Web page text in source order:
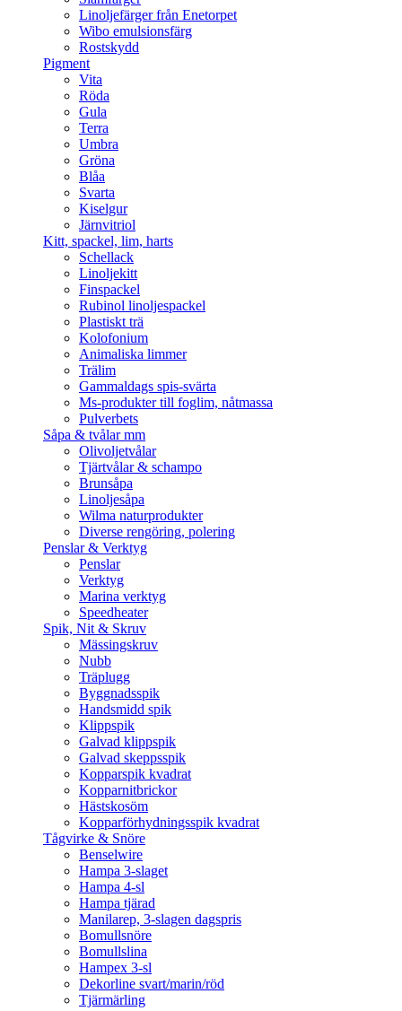
Linoljefärger från Enetorpet
Wibo emulsionsfärg
Rostskydd
Pigment
Vita
Röda
Gula
Terra
Umbra
Gröna
Blåa
Svarta
Kiselgur
Järnvitriol
Kitt, spackel, lim, harts
Schellack
Linoljekitt
Finspackel
Rubinol linoljespackel
Plastiskt trä
Kolofonium
Animaliska limmer
Trälim
Gammaldags spis-svärta
Ms-produkter till foglim, nåtmassa
Pulverbets
Såpa & tvålar mm
Olivoljetvålar
Tjärtvålar & schampo
Brunsåpa
Linoljesåpa
Wilma naturprodukter
Diverse rengöring, polering
Penslar & Verktyg
Penslar
Verktyg
Marina verktyg
Speedheater
Spik, Nit & Skruv
Mässingskruv
Nubb
Träplugg
Byggnadsspik
Handsmidd spik
Klippspik
Galvad klippspik
Galvad skeppsspik
Kopparspik kvadrat
Kopparnitbrickor
Hästskosöm
Kopparförhydningsspik kvadrat
Tågvirke & Snöre
Benselwire
Hampa 3-slaget
Hampa 4-sl
Hampa tjärad
Manilarep, 3-slagen dagspris
Bomullsnöre
Bomullslina
Hampex 3-sl
Dekorline svart/marin/röd
Tjärmärling